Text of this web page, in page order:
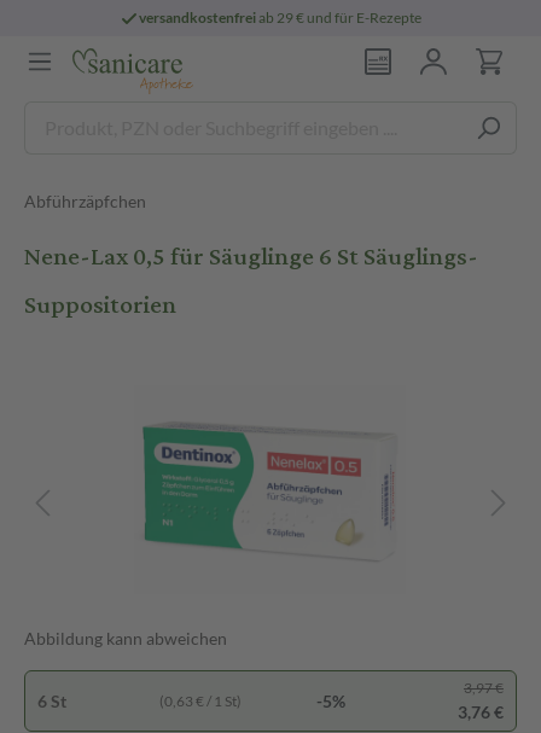
versandkostenfreiab 29 € und für E-Rezepte
Abführzäpfchen
Nene-Lax 0,5 für Säuglinge 6 St Säuglings-
Suppositorien
Abbildung kann abweichen
6 St (0,63 € / 1 St) -5%
3,97 €
3,76 €